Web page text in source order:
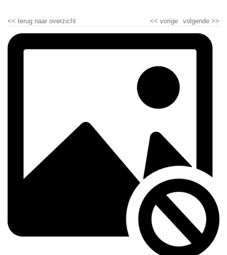
<< terug naar overzicht volgende >>
<< vorige